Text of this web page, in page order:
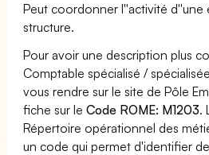
Peut coordonner l''activité d''une
structure.
Pour avoir une description plus
Comptable spécialisé /
vous rendre sur le site de Pôle
fiche sur leCode ROME: M1203.
Répertoire opérationnel des
un code qui permet d'identifier